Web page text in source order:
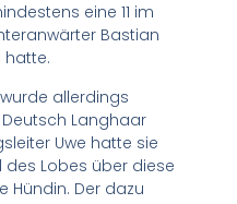
eine 11 im
Bastian
hatte.
allerdings
Langhaar
Uwe hatte sie
Lobes über diese
Hündin. Der dazu